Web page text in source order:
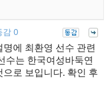
감 0
에 최환영 선수 관련
수는 한국여성바둑연
로 보입니다. 확인 후